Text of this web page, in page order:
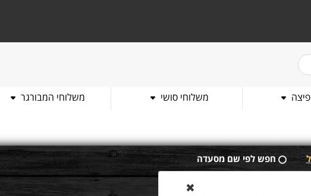
משלוחי סושי משלוחי המבורגר
חפש לפי שם מסעדה
✖